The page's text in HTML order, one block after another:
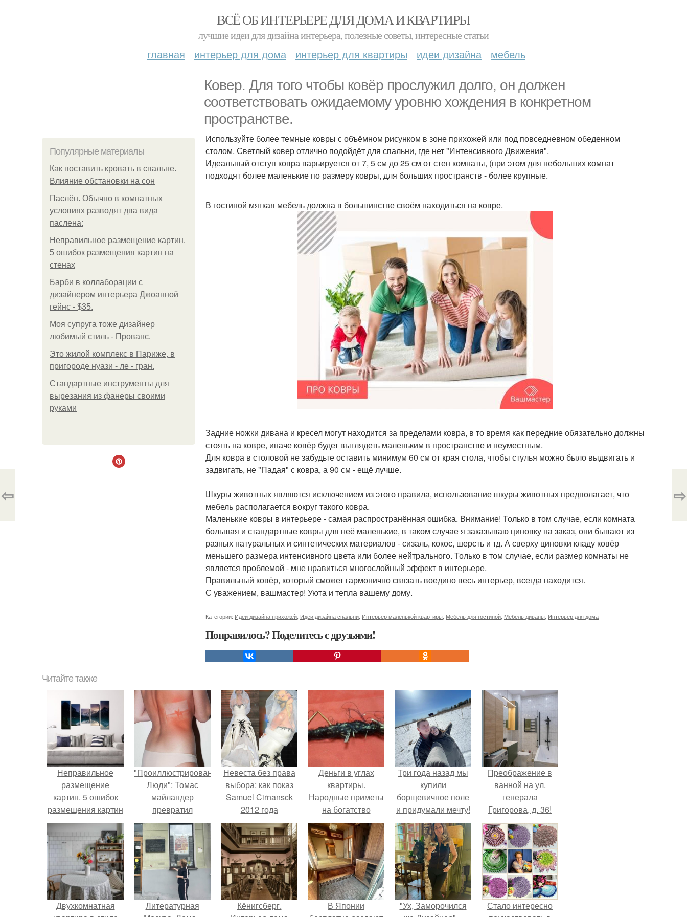
ВСЁ ОБ ИНТЕРЬЕРЕ ДЛЯ ДОМА И КВАРТИРЫ
лучшие идеи для дизайна интерьера, полезные советы, интересные статьи
главная интерьер для дома интерьер для квартиры идеи дизайна мебель
Ковер. Для того чтобы ковёр прослужил долго, он должен
соответствовать ожидаемому уровню хождения в конкретном
пространстве.
Популярные материалы
Как поставить кровать в спальне.
Влияние обстановки на сон
Паслён. Обычно в комнатных
условиях разводят два вида
паслена:
Неправильное размещение картин.
5 ошибок размещения картин на
стенах
Барби в коллаборации с
дизайнером интерьера Джоанной
гейнс - $35.
Моя супруга тоже дизайнер
любимый стиль - Прованс.
Это жилой комплекс в Париже, в
пригороде нуази - ле - гран.
Стандартные инструменты для
вырезания из фанеры своими
руками
Используйте более темные ковры с объёмном рисунком в зоне прихожей или под повседневном обеденном
столом. Светлый ковер отлично подойдёт для спальни, где нет "Интенсивного Движения".
Идеальный отступ ковра варьируется от 7, 5 см до 25 см от стен комнаты, (при этом для небольших комнат
подходят более маленькие по размеру ковры, для больших пространств - более крупные.
В гостиной мягкая мебель должна в большинстве своём находиться на ковре.
Задние ножки дивана и кресел могут находится за пределами ковра, в то время как передние обязательно должны
стоять на ковре, иначе ковёр будет выглядеть маленьким в пространстве и неуместным.
Для ковра в столовой не забудьте оставить минимум 60 см от края стола, чтобы стулья можно было выдвигать и
задвигать, не "Падая" с ковра, а 90 см - ещё лучше.
Шкуры животных являются исключением из этого правила, использование шкуры животных предполагает, что
мебель располагается вокруг такого ковра.
Маленькие ковры в интерьере - самая распространённая ошибка. Внимание! Только в том случае, если комната
большая и стандартные ковры для неё маленькие, в таком случае я заказываю циновку на заказ, они бывают из
разных натуральных и синтетических материалов - сизаль, кокос, шерсть и тд. А сверху циновки кладу ковёр
меньшего размера интенсивного цвета или более нейтрального. Только в том случае, если размер комнаты не
является проблемой - мне нравиться многослойный эффект в интерьере.
Правильный ковёр, который сможет гармонично связать воедино весь интерьер, всегда находится.
С уважением, вашмастер! Уюта и тепла вашему дому.
Категории: Идеи дизайна прихожей Идеи дизайна спальни Интерьер маленькой квартиры Мебель для гостиной Мебель диваны Интерьер для дома
Понравилось? Поделитесь с друзьями!
⇦ ⇨
Читайте также
Неправильное
размещение
картин. 5 ошибок
размещения картин
на стенах
"Проиллюстрированные
Люди": Томас
майландер
превратил
солнечные ожоги в
арт - объект.
Невеста без права
выбора: как показ
Samuel Cirnansck
2012 года
превратил подиум
в манифест против
принуждения.
Деньги в углах
квартиры.
Народные приметы
на богатство
Три года назад мы
купили
борщевичное поле
и придумали мечту!
Преображение в
ванной на ул.
генерала
Григорова, д. 36!
Двухкомнатная
Литературная
Кёнигсберг.
В Японии
"Ух, Заморочился
Стало интересно